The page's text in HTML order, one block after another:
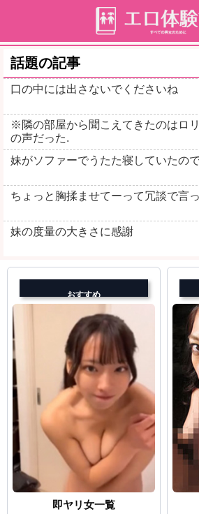
話題の記事
口の中には出さないでくださいね
※隣の部屋から聞こえてきたのはロ
の声だった.
妹がソファーでうたた寝していたの
ちょっと胸揉ませてーって冗談で言
妹の度量の大きさに感謝
おすすめ
即ヤリ女一覧